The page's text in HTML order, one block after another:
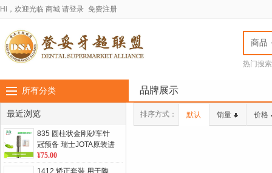
Hi，欢迎光临 商城 请登录 免费注册
商品
热门搜
所有分类 品牌展示
最近浏览
835 圆柱状金刚砂车针
冠预备 瑞士JOTA原装进
口 5支/板 单位：板
¥75.00
1412 矫正套装 用于陶
排序方式： 默认 销量 价格